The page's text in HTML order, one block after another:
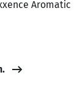
Aromatic